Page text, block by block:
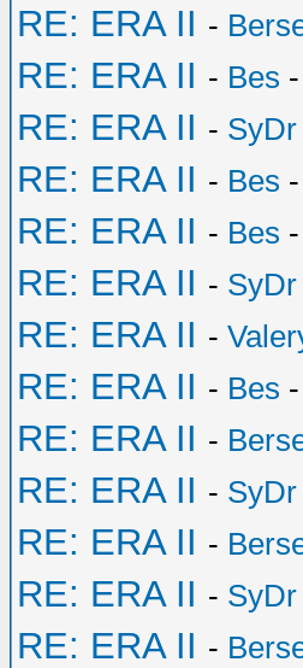
RE: ERA II -
RE: ERA II - Bes
RE: ERA II - SyDr
RE: ERA II - Bes
RE: ERA II - Bes
RE: ERA II - SyDr
RE: ERA II -
RE: ERA II - Bes
RE: ERA II -
RE: ERA II - SyDr
RE: ERA II -
RE: ERA II - SyDr
RE: ERA II -